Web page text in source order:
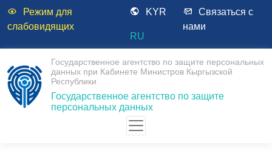
Режим для
слабовидящих
KYR
RU
Связаться с
нами
Государственное агентство по защите персональных
данных при Кабинете Министров Кыргызской
Республики
Государственное агентство по защите
персональных данных